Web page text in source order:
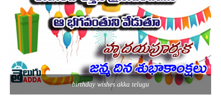
birthday wishes akka telugu